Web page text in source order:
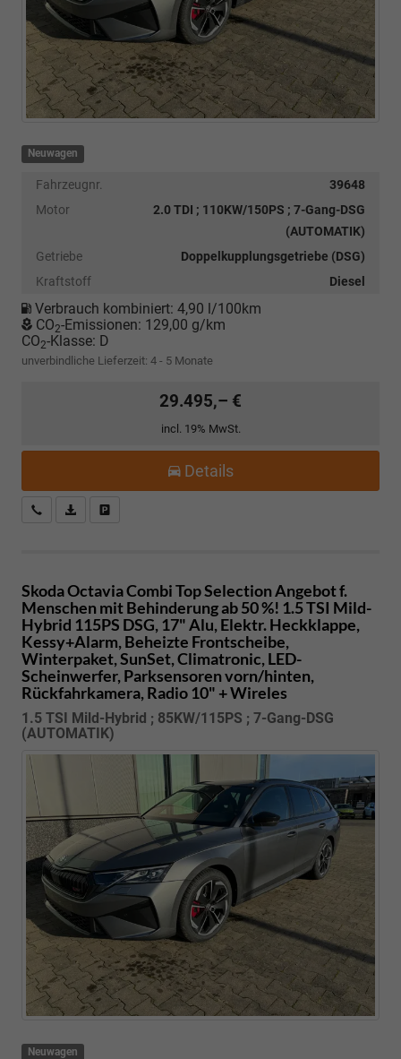
Neuwagen
Fahrzeugnr.
39648
Motor
2.0 TDI ; 110KW/150PS ; 7-Gang-DSG
(AUTOMATIK)
Getriebe
Doppelkupplungsgetriebe (DSG)
Kraftstoff
Diesel
Verbrauch kombiniert: 4,90 l/100km
CO2-Emissionen: 129,00 g/km
CO2-Klasse: D
unverbindliche Lieferzeit: 4 - 5 Monate
29.495,– €
incl. 19% MwSt.
Details
Kostenloser Rückruf-Service
PDF-Datei, Fahrzeugexposé drucken
Skoda Octavia CombiTop Selection Angebot f.
Menschen mit Behinderung ab 50 %! 1.5 TSI Mild-
Hybrid 115PS DSG, 17" Alu, Elektr. Heckklappe,
Kessy+Alarm, Beheizte Frontscheibe,
Winterpaket, SunSet, Climatronic, LED-
Scheinwerfer, Parksensoren vorn/hinten,
Rückfahrkamera, Radio 10" + Wireles
1.5 TSI Mild-Hybrid ; 85KW/115PS ; 7-Gang-DSG
(AUTOMATIK)
Neuwagen